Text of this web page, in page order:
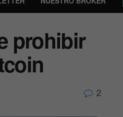
prohibir
2